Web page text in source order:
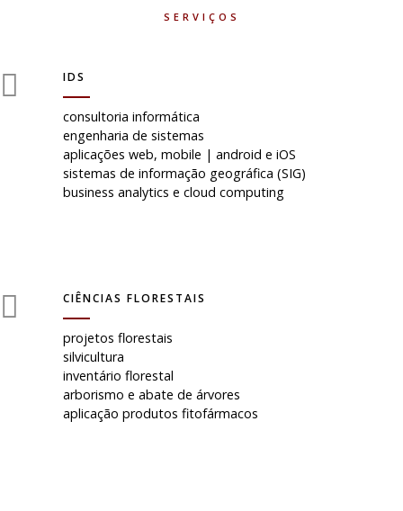
SERVIÇOS
IDS
consultoria informática
engenharia de sistemas
aplicações web, mobile | android e iOS
sistemas de informação geográfica (SIG)
business analytics e cloud computing
CIÊNCIAS FLORESTAIS
projetos florestais
silvicultura
inventário florestal
arborismo e abate de árvores
aplicação produtos fitofármacos